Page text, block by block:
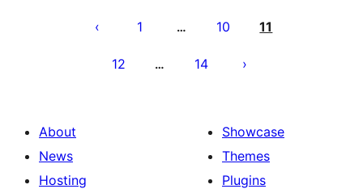
pagination
1 … 10 11
12 … 14
About
News
Hosting
Showcase
Themes
Plugins